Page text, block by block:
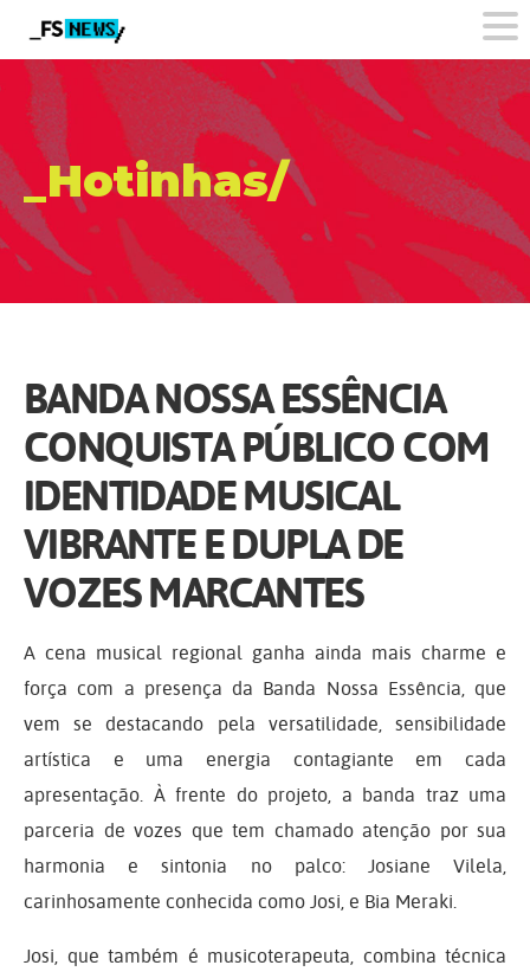
_Hotinhas/
BANDA NOSSA ESSÊNCIA
CONQUISTA PÚBLICO COM
IDENTIDADE MUSICAL
VIBRANTE E DUPLA DE
VOZES MARCANTES
A cena musical regional ganha ainda mais charme e
força com a presença da Banda Nossa Essência, que
vem se destacando pela versatilidade, sensibilidade
artística e uma energia contagiante em cada
apresentação. À frente do projeto, a banda traz uma
parceria de vozes que tem chamado atenção por sua
harmonia e sintonia no palco: Josiane Vilela,
carinhosamente conhecida como Josi, e Bia Meraki.
Josi, que também é musicoterapeuta, combina técnica